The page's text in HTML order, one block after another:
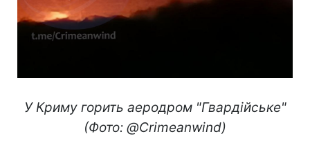
У Криму горить аеродром "Гвардійське"
(Фото: @Crimeanwind)